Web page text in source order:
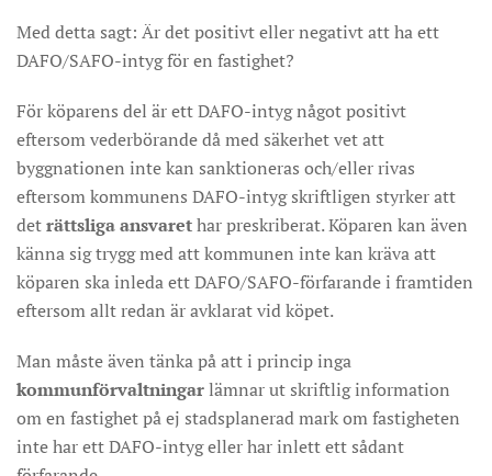
Med detta sagt: Är det positivt eller negativt att ha ett
DAFO/SAFO-intyg för en fastighet?
För köparens del är ett DAFO-intyg något positivt
eftersom vederbörande då med säkerhet vet att
byggnationen inte kan sanktioneras och/eller rivas
eftersom kommunens DAFO-intyg skriftligen styrker att
deträttsliga ansvarethar preskriberat. Köparen kan även
känna sig trygg med att kommunen inte kan kräva att
köparen ska inleda ett DAFO/SAFO-förfarande i framtiden
eftersom allt redan är avklarat vid köpet.
Man måste även tänka på att i princip inga
kommunförvaltningarlämnar ut skriftlig information
om en fastighet på ej stadsplanerad mark om fastigheten
inte har ett DAFO-intyg eller har inlett ett sådant